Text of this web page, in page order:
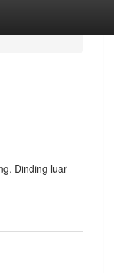
Dinding luar